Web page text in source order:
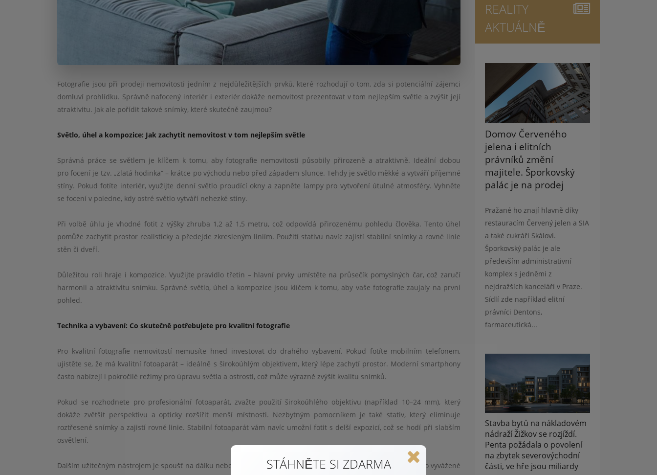
Fotografie jsou při prodeji nemovitosti jedním z nejdůležitějších prvků, které rozhodují o tom, zda si potenciální zájemci
domluví prohlídku. Správně nafocený interiér i exteriér dokáže nemovitost prezentovat v tom nejlepším světle a zvýšit její
atraktivitu. Jak ale pořídit takové snímky, které skutečně zaujmou?
Světlo, úhel a kompozice: Jak zachytit nemovitost v tom nejlepším světle
Správná práce se světlem je klíčem k tomu, aby fotografie nemovitosti působily přirozeně a atraktivně. Ideální dobou
pro focení je tzv. „zlatá hodinka“ – krátce po východu nebo před západem slunce. Tehdy je světlo měkké a vytváří příjemné
stíny. Pokud fotíte interiér, využijte denní světlo proudící okny a zapněte lampy pro vytvoření útulné atmosféry. Vyhněte
se focení v poledne, kdy ostré světlo vytváří nehezké stíny.
Při volbě úhlu je vhodné fotit z výšky zhruba 1,2 až 1,5 metru, což odpovídá přirozenému pohledu člověka. Tento úhel
pomůže zachytit prostor realisticky a předejde zkresleným liniím. Použití stativu navíc zajistí stabilní snímky a rovné linie
stěn či dveří.
Důležitou roli hraje i kompozice. Využijte pravidlo třetin – hlavní prvky umístěte na průsečík pomyslných čar, což zaručí
harmonii a atraktivitu snímku. Správné světlo, úhel a kompozice jsou klíčem k tomu, aby vaše fotografie zaujaly na první
pohled.
Technika a vybavení: Co skutečně potřebujete pro kvalitní fotografie
Pro kvalitní fotografie nemovitostí nemusíte hned investovat do drahého vybavení. Pokud fotíte mobilním telefonem,
ujistěte se, že má kvalitní fotoaparát – ideálně s širokoúhlým objektivem, který lépe zachytí prostor. Moderní smartphony
často nabízejí i pokročilé režimy pro úpravu světla a ostrosti, což může výrazně zvýšit kvalitu snímků.
Pokud se rozhodnete pro profesionální fotoaparát, zvažte použití širokoúhlého objektivu (například 10–24 mm), který
dokáže zvětšit perspektivu a opticky rozšířit menší místnosti. Nezbytným pomocníkem je také stativ, který eliminuje
roztřesené snímky a zajistí rovné linie. Stabilní fotoaparát vám navíc umožní fotit s delší expozicí, což se hodí při slabším
osvětlení.
Dalším užitečným nástrojem je spoušť na dálku nebo časovač, které minimalizují otřesy při mačkání spouště. Pro vyvážené
REALITY
AKTUÁLNĚ
Domov Červeného
jelena i elitních
právníků změní
majitele. Šporkovský
palác je na prodej
Pražané ho znají hlavně díky
restauracím Červený jelen a SIA
a také cukráři Skálovi.
Šporkovský palác je ale
především administrativní
komplex s jedněmi z
nejdražších kanceláří v Praze.
Sídlí zde například elitní
právníci Dentons,
farmaceutická...
Stavba bytů na nákladovém
nádraží Žižkov se rozjíždí.
Penta požádala o povolení
na zbytek severovýchodní
části, ve hře jsou miliardy
STÁHNĚTE SI ZDARMA